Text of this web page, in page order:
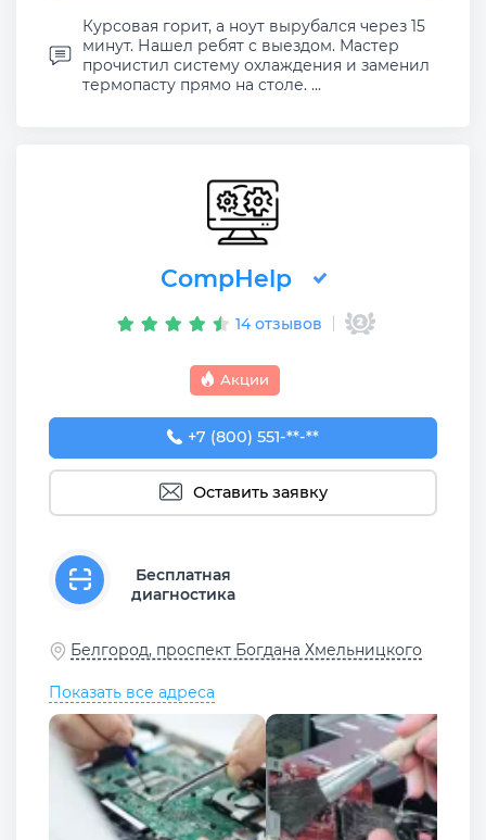
Курсовая горит, а ноут вырубался через 15
минут. Нашел ребят с выездом. Мастер
прочистил систему охлаждения и заменил
термопасту прямо на столе. ...
CompHelp
14 отзывов
Акции
+7 (800) 551-74-09
+7 (800) 551-**-**
Оставить заявку
Бесплатная
диагностика
Белгород, проспект Богдана Хмельницкого
Показать все адреса